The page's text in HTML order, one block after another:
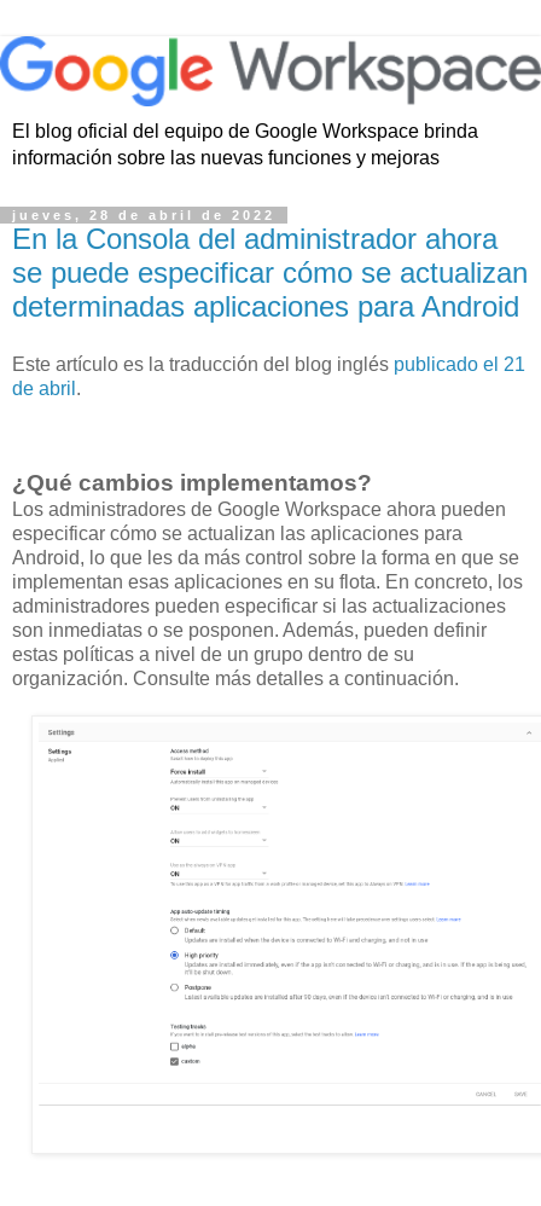
El blog oficial del equipo de Google Workspace brinda
información sobre las nuevas funciones y mejoras
jueves, 28 de abril de 2022
En la Consola del administrador ahora
se puede especificar cómo se actualizan
determinadas aplicaciones para Android
Este artículo es la traducción del blog inglés publicado el 21
de abril .
¿Qué cambios implementamos?
Los administradores de Google Workspace ahora pueden
especificar cómo se actualizan las aplicaciones para
Android, lo que les da más control sobre la forma en que se
implementan esas aplicaciones en su flota. En concreto, los
administradores pueden especificar si las actualizaciones
son inmediatas o se posponen. Además, pueden definir
estas políticas a nivel de un grupo dentro de su
organización. Consulte más detalles a continuación.